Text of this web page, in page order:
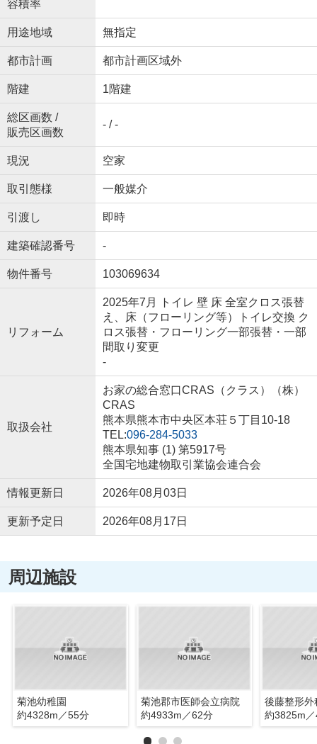
容積率
用途地域 無指定
都市計画 都市計画区域外
階建 1階建
総区画数 /
販売区画数
- / -
現況 空家
取引態様 一般媒介
引渡し 即時
建築確認番号 -
物件番号 103069634
リフォーム
2025年7月 トイレ 壁 床 全室クロス張替
え、床（フローリング等）トイレ交換 ク
ロス張替・フローリング一部張替・一部
間取り変更
-
取扱会社
お家の総合窓口CRAS（クラス）（株）
CRAS
熊本県熊本市中央区本荘５丁目10-18
TEL:096-284-5033
熊本県知事 (1) 第5917号
全国宅地建物取引業協会連合会
情報更新日 2026年08月03日
更新予定日 2026年08月17日
周辺施設
菊池幼稚園
約4328m／55分
菊池郡市医師会立病院
約4933m／62分
後藤整形外
約3825m